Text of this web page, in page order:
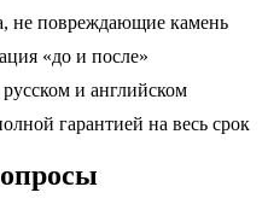
не повреждающие камень
«до и после»
и английском
гарантией на весь срок